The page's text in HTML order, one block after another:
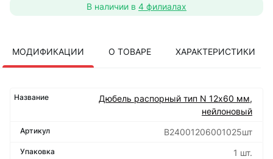
В наличии в 4 филиалах
МОДИФИКАЦИИ О ТОВАРЕ ХАРАКТЕРИСТИКИ
Дюбель распорный тип N 12х60 мм,
нейлоновый
B24001206001025шт
1 шт.